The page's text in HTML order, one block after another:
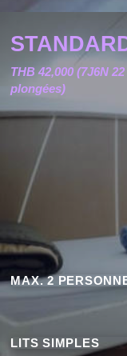
THB 42,000 (7J6N
plongées)
MAX. 2
LITS SIMPLES